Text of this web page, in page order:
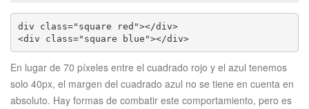
div class="square red"></div>
<div class="square blue"></div>
En lugar de 70 píxeles entre el cuadrado rojo y el azul tenemos
solo 40px, el margen del cuadrado azul no se tiene en cuenta en
absoluto. Hay formas de combatir este comportamiento, pero es